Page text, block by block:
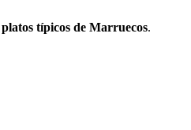
típicos de Marruecos.